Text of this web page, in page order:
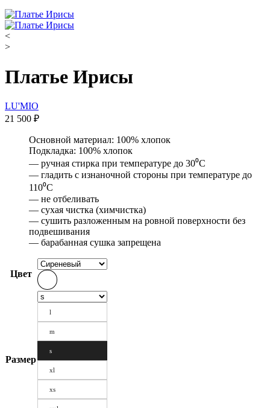
<
>
Платье Ирисы
LU'MIO
21 500 ₽
Основной материал: 100% хлопок
Подкладка: 100% хлопок
— ручная стирка при температуре до 30⁰С
— гладить с изнаночной стороны при температуре до
110⁰С
— не отбеливать
— сухая чистка (химчистка)
— сушить разложенным на ровной поверхности без
подвешивания
— барабанная сушка запрещена
Цвет
Размер
l
m
s
xl
xs